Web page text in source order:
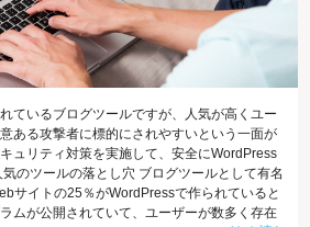
ているブログツールですが、人気が高くユー
ある攻撃者に標的にされやすいという一面が
ュリティ対策を実施して、安全にWordPress
のツールの落とし穴 ブログツールとして有名
サイトの25％がWordPressで作られていると
ムが公開されていて、ユーザーが数多く存在